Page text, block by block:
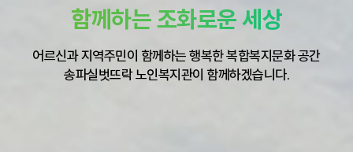
함께하는 조화로운 세상
어르신과 지역주민이 함께하는 행복한 복합복지문화 공간
송파실벗뜨락 노인복지관이 함께하겠습니다.